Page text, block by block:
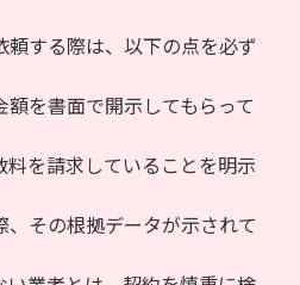
する際は、以下の点を必ず
額を書面で開示してもらって
料を請求していることを明示
、その根拠データが示されて